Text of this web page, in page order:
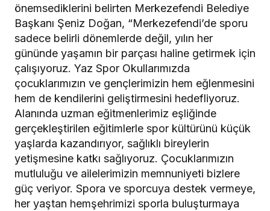
önemsediklerini belirten Merkezefendi Belediye
Başkanı Şeniz Doğan, “Merkezefendi’de sporu
sadece belirli dönemlerde değil, yılın her
gününde yaşamın bir parçası haline getirmek için
çalışıyoruz. Yaz Spor Okullarımızda
çocuklarımızın ve gençlerimizin hem eğlenmesini
hem de kendilerini geliştirmesini hedefliyoruz.
Alanında uzman eğitmenlerimiz eşliğinde
gerçekleştirilen eğitimlerle spor kültürünü küçük
yaşlarda kazandırıyor, sağlıklı bireylerin
yetişmesine katkı sağlıyoruz. Çocuklarımızın
mutluluğu ve ailelerimizin memnuniyeti bizlere
güç veriyor. Spora ve sporcuya destek vermeye,
her yaştan hemşehrimizi sporla buluşturmaya